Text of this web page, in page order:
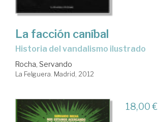
La facción caníbal
historia del vandalismo ilustrado
Rocha, Servando
La Felguera. Madrid, 2012
18,00 €